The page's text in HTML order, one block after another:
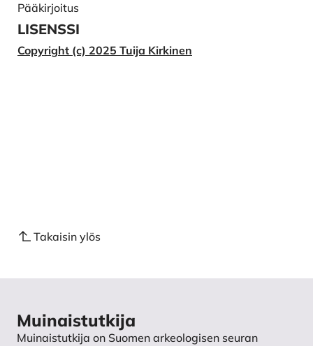
Pääkirjoitus
LISENSSI
Copyright (c) 2025 Tuija Kirkinen
Takaisin ylös
Muinaistutkija
Muinaistutkija on Suomen arkeologisen seuran